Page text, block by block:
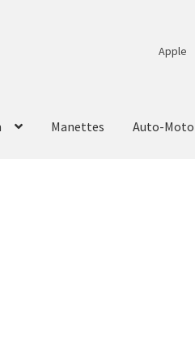
Apple
Manettes Auto-Moto